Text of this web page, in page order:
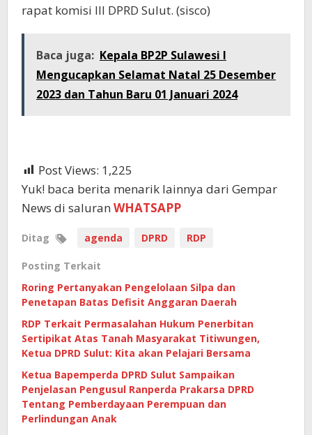
rapat komisi III DPRD Sulut. (sisco)
Baca juga: Kepala BP2P Sulawesi I
Mengucapkan Selamat Natal 25 Desember
2023 dan Tahun Baru 01 Januari 2024
Post Views: 1,225
Yuk! baca berita menarik lainnya dari Gempar
News di saluran WHATSAPP
Ditag agenda DPRD RDP
Posting Terkait
Roring Pertanyakan Pengelolaan Silpa dan
Penetapan Batas Defisit Anggaran Daerah
RDP Terkait Permasalahan Hukum Penerbitan
Sertipikat Atas Tanah Masyarakat Titiwungen,
Ketua DPRD Sulut: Kita akan Pelajari Bersama
Ketua Bapemperda DPRD Sulut Sampaikan
Penjelasan Pengusul Ranperda Prakarsa DPRD
Tentang Pemberdayaan Perempuan dan
Perlindungan Anak